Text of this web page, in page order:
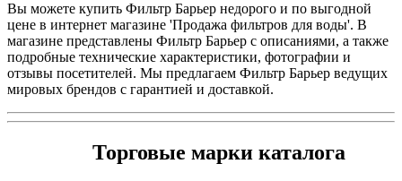
Вы можете купить Фильтр Барьер недорого и по выгодной
цене в интернет магазине 'Продажа фильтров для воды'. В
магазине представлены Фильтр Барьер с описаниями, а также
подробные технические характеристики, фотографии и
отзывы посетителей. Мы предлагаем Фильтр Барьер ведущих
мировых брендов с гарантией и доставкой.
Торговые марки каталога